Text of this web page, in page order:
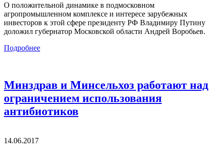
О положительной динамике в подмосковном
агропромышленном комплексе и интересе зарубежных
инвесторов к этой сфере президенту РФ Владимиру Путину
доложил губернатор Московской области Андрей Воробьев.
Подробнее
Минздрав и Минсельхоз работают над
ограничением использования
антибиотиков
14.06.2017